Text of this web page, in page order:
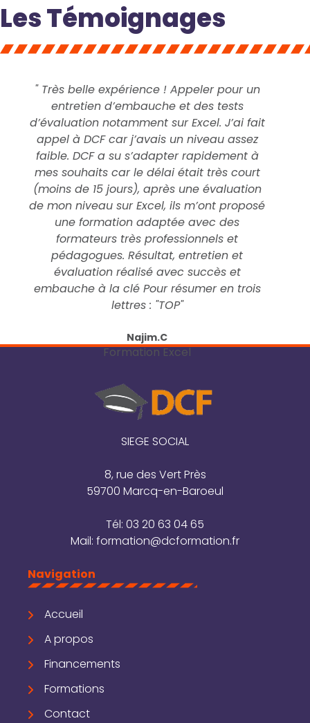
Les Témoignages
" Très belle expérience ! Appeler pour un
entretien d’embauche et des tests
d’évaluation notamment sur Excel. J’ai fait
appel à DCF car j’avais un niveau assez
faible. DCF a su s’adapter rapidement à
mes souhaits car le délai était très court
(moins de 15 jours), après une évaluation
de mon niveau sur Excel, ils m’ont proposé
une formation adaptée avec des
formateurs très professionnels et
pédagogues. Résultat, entretien et
évaluation réalisé avec succès et
embauche à la clé Pour résumer en trois
lettres : "TOP"
Najim.C
Formation Excel
SIEGE SOCIAL
8, rue des Vert Près
59700 Marcq-en-Baroeul
Tél: 03 20 63 04 65
Mail: formation@dcformation.fr
Navigation
Accueil
A propos
Financements
Formations
Contact